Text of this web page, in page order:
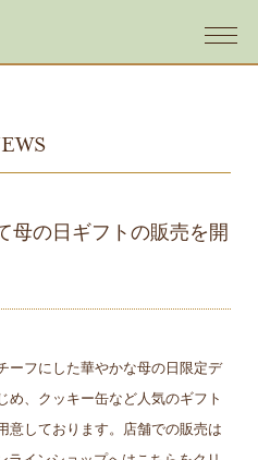
母の日ギフトの販売を開
ーフにした華やかな母の日限定デ
め、クッキー缶など人気のギフト
意しております。店舗での販売は